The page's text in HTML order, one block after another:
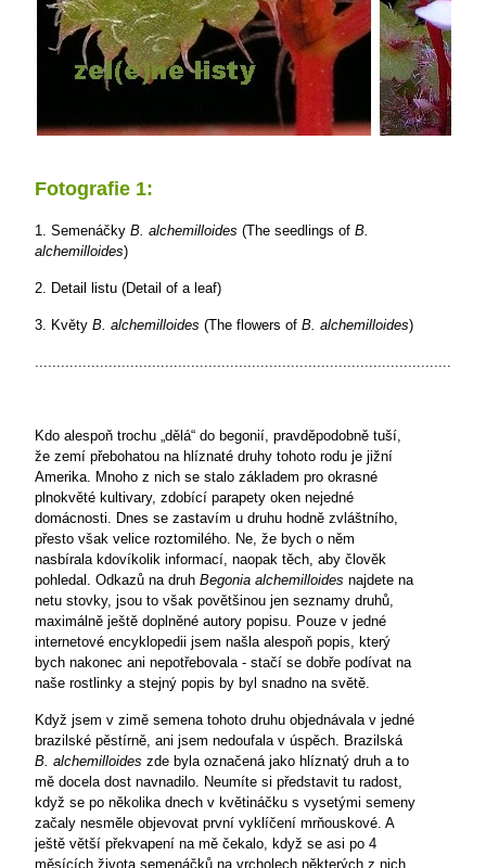
Fotografie 1:
1. Semenáčky B. alchemilloides (The seedlings of B.
alchemilloides)
2. Detail listu (Detail of a leaf)
3. Květy B. alchemilloides (The flowers of B. alchemilloides)
Kdo alespoň trochu „dělá“ do begonií, pravděpodobně tuší,
že zemí přebohatou na hlíznaté druhy tohoto rodu je jižní
Amerika. Mnoho z nich se stalo základem pro okrasné
plnokvěté kultivary, zdobící parapety oken nejedné
domácnosti. Dnes se zastavím u druhu hodně zvláštního,
přesto však velice roztomilého. Ne, že bych o něm
nasbírala kdovíkolik informací, naopak těch, aby člověk
pohledal. Odkazů na druh Begonia alchemilloides najdete na
netu stovky, jsou to však povětšinou jen seznamy druhů,
maximálně ještě doplněné autory popisu. Pouze v jedné
internetové encyklopedii jsem našla alespoň popis, který
bych nakonec ani nepotřebovala - stačí se dobře podívat na
naše rostlinky a stejný popis by byl snadno na světě.
Když jsem v zimě semena tohoto druhu objednávala v jedné
brazilské pěstírně, ani jsem nedoufala v úspěch. Brazilská
B. alchemilloides zde byla označená jako hlíznatý druh a to
mě docela dost navnadilo. Neumíte si představit tu radost,
když se po několika dnech v květináčku s vysetými semeny
začaly nesměle objevovat první vyklíčení mrňouskové. A
ještě větší překvapení na mě čekalo, když se asi po 4
měsících života semenáčků na vrcholech některých z nich